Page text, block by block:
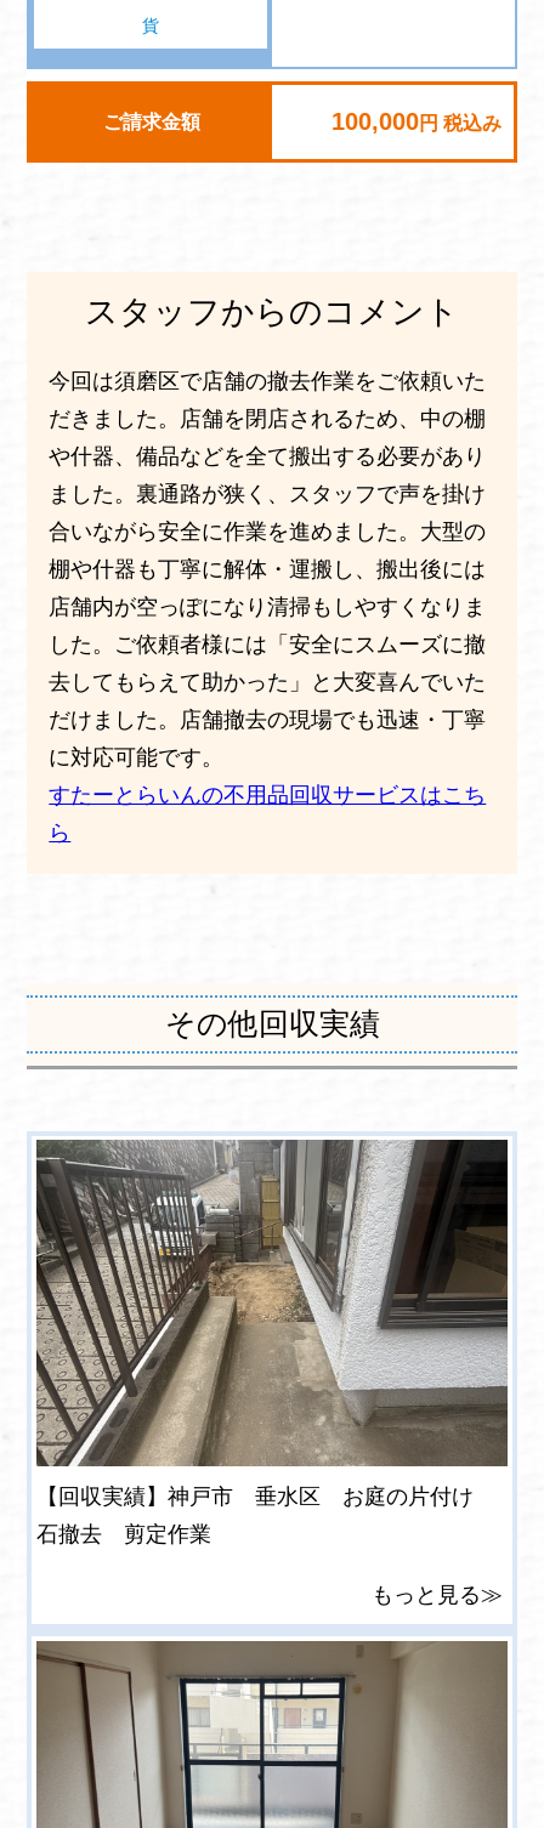
貨
ご請求金額 100,000円 税込み
スタッフからのコメント
今回は須磨区で店舗の撤去作業をご依頼いた
だきました。店舗を閉店されるため、中の棚
や什器、備品などを全て搬出する必要があり
ました。裏通路が狭く、スタッフで声を掛け
合いながら安全に作業を進めました。大型の
棚や什器も丁寧に解体・運搬し、搬出後には
店舗内が空っぽになり清掃もしやすくなりま
した。ご依頼者様には「安全にスムーズに撤
去してもらえて助かった」と大変喜んでいた
だけました。店舗撤去の現場でも迅速・丁寧
に対応可能です。
すたーとらいんの不用品回収サービスはこち
ら
その他回収実績
【回収実績】神戸市 垂水区 お庭の片付け
石撤去 剪定作業
もっと見る≫